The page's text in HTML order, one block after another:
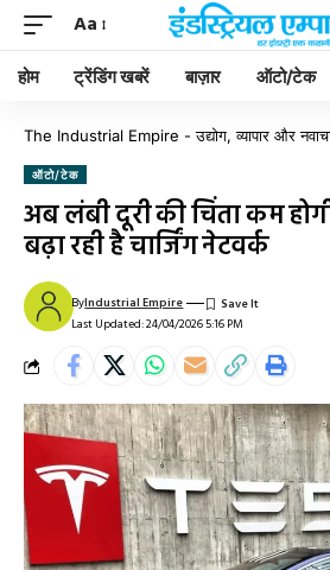
Aa
होम ट्रेंडिंग खबरें बाज़ार ऑटो/टेक
ऑटो/टेक
अब लंबी दूरी की चिंता कम
बढ़ा रही है चार्जिंग नेटवर्क
Last Updated: 24/04/2026 5:16 PM
ByIndustrial Empire